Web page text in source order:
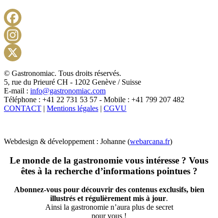
X
© Gastronomiac. Tous droits réservés.
5, rue du Prieuré CH - 1202 Genève / Suisse
E-mail : info@gastronomiac.com
Téléphone : +41 22 731 53 57 - Mobile : +41 799 207 482
CONTACT | Mentions légales | CGVU
Webdesign & développement : Johanne (webarcana.fr)
Le monde de la gastronomie vous intéresse ? Vous
êtes à la recherche d’informations pointues ?
Abonnez-vous pour découvrir des contenus exclusifs, bien
illustrés et régulièrement mis à jour.
Ainsi la gastronomie n’aura plus de secret
pour vous !